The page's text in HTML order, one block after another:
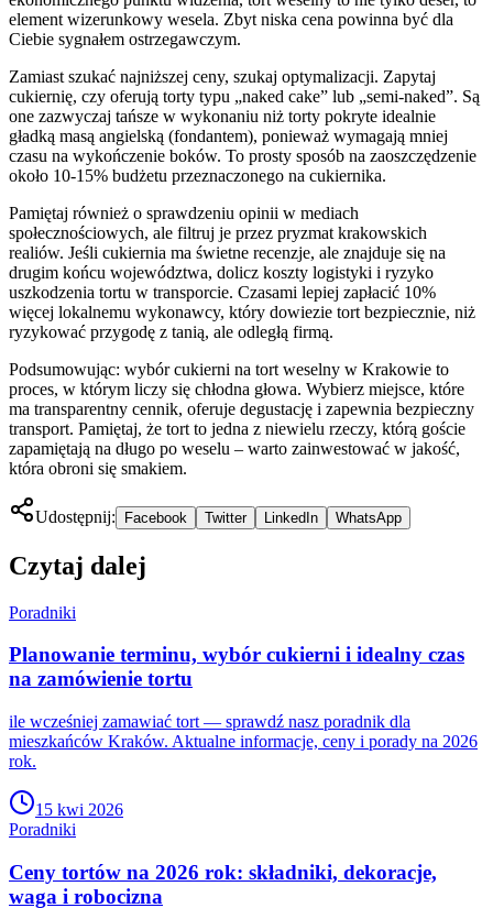
element wizerunkowy wesela. Zbyt niska cena powinna być dla
Ciebie sygnałem ostrzegawczym.
Zamiast szukać najniższej ceny, szukaj optymalizacji. Zapytaj
cukiernię, czy oferują torty typu „naked cake” lub „semi-naked”. Są
one zazwyczaj tańsze w wykonaniu niż torty pokryte idealnie
gładką masą angielską (fondantem), ponieważ wymagają mniej
czasu na wykończenie boków. To prosty sposób na zaoszczędzenie
około 10-15% budżetu przeznaczonego na cukiernika.
Pamiętaj również o sprawdzeniu opinii w mediach
społecznościowych, ale filtruj je przez pryzmat krakowskich
realiów. Jeśli cukiernia ma świetne recenzje, ale znajduje się na
drugim końcu województwa, dolicz koszty logistyki i ryzyko
uszkodzenia tortu w transporcie. Czasami lepiej zapłacić 10%
więcej lokalnemu wykonawcy, który dowiezie tort bezpiecznie, niż
ryzykować przygodę z tanią, ale odległą firmą.
Podsumowując: wybór cukierni na tort weselny w Krakowie to
proces, w którym liczy się chłodna głowa. Wybierz miejsce, które
ma transparentny cennik, oferuje degustację i zapewnia bezpieczny
transport. Pamiętaj, że tort to jedna z niewielu rzeczy, którą goście
zapamiętają na długo po weselu – warto zainwestować w jakość,
która obroni się smakiem.
Udostępnij: Facebook Twitter LinkedIn WhatsApp
Czytaj dalej
Poradniki
Planowanie terminu, wybór cukierni i idealny czas
na zamówienie tortu
ile wcześniej zamawiać tort — sprawdź nasz poradnik dla
mieszkańców Kraków. Aktualne informacje, ceny i porady na 2026
rok.
15 kwi 2026
Poradniki
Ceny tortów na 2026 rok: składniki, dekoracje,
waga i robocizna